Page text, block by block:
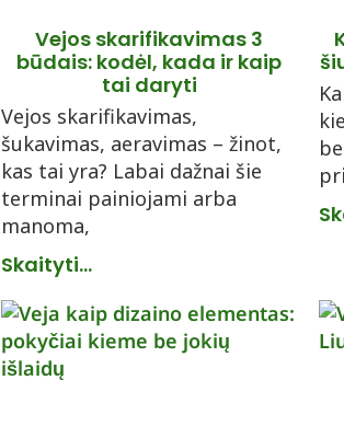
Vejos skarifikavimas 3
būdais: kodėl, kada ir kaip
tai daryti
Vejos skarifikavimas,
šukavimas, aeravimas – žinot,
kas tai yra? Labai dažnai šie
terminai painiojami arba
manoma,
Skaityti...